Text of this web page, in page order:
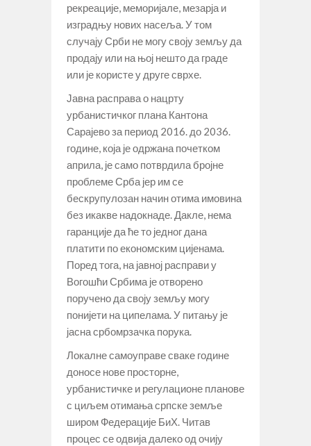
рекреације, меморијале, мезарја и
изградњу нових насеља. У том
случају Срби не могу своју земљу да
продају или на њој нешто да граде
или је користе у друге сврхе.
Јавна расправа о нацрту
урбанистичког плана Кантона
Сарајево за период 2016. до 2036.
године, која је одржана почетком
априла, је само потврдила бројне
проблеме Срба јер им се
бескрупулозан начин отима имовина
без икакве надокнаде. Дакле, нема
гаранције да ће то једног дана
платити по економским цијенама.
Поред тога, на јавној расправи у
Вогошћи Србима је отворено
поручено да своју земљу могу
понијети на ципелама. У питању је
јасна србомрзачка порука.
Локалне самоуправе сваке године
доносе нове просторне,
урбанистичке и регулационе планове
с циљем отимања српске земље
широм Федерације БиХ. Читав
процес се одвија далеко од очију